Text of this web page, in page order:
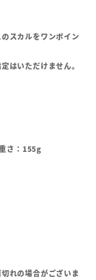
スカルをワンポイン
はいただけません。
さ：155g
れの場合がございま